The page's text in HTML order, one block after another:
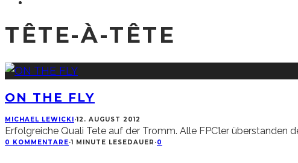
TÊTE-À-TÊTE
ON THE FLY
MICHAEL LEWICKI·12. AUGUST 2012
Erfolgreiche Quali Tete auf der Tromm. Alle FPC’ler
0 KOMMENTARE·1 MINUTE LESEDAUER ·0